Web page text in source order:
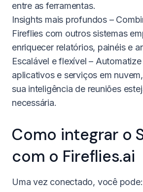
entre as ferramentas.
Insights mais profundos –
Fireflies com outros sistemas
enriquecer relatórios, painéis e
Escalável e flexível –
aplicativos e serviços em
sua inteligência de reuniões
necessária.
Como integrar o
com o Fireflies.ai
Uma vez conectado, você pode: